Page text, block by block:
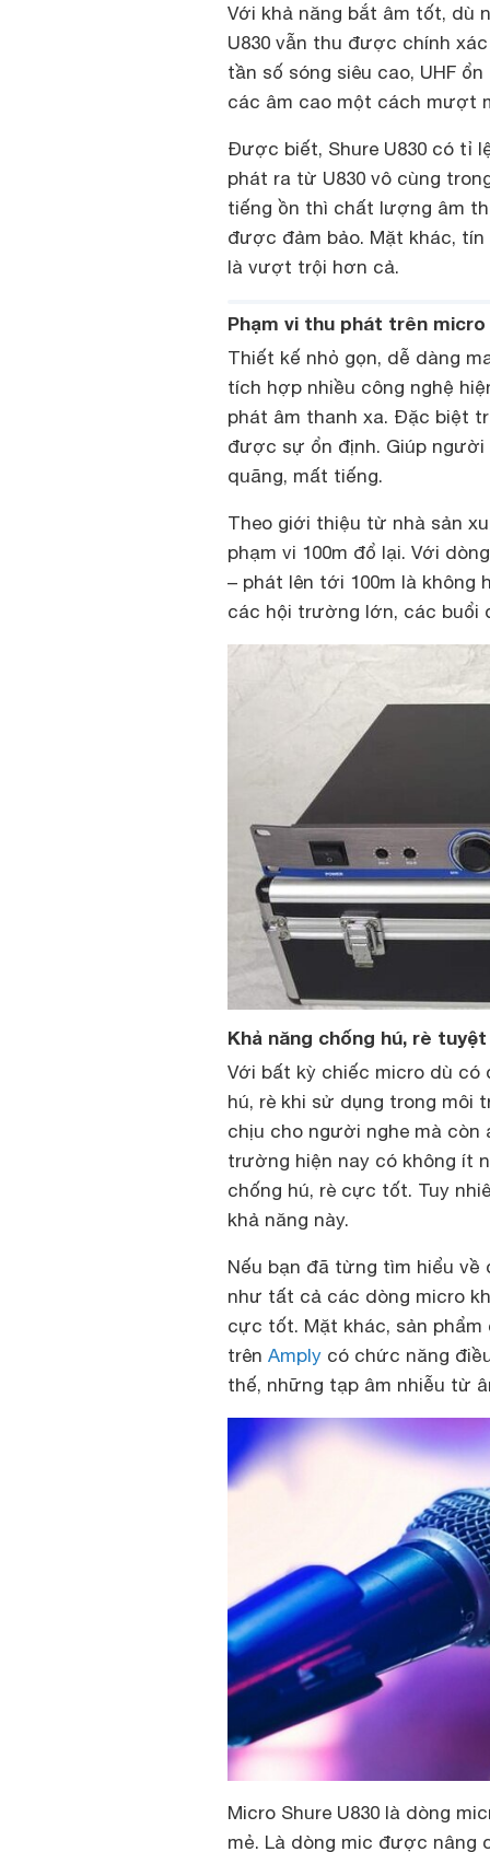
Với khả năng bắt âm tốt, dù
U830 vẫn thu được chính
tần số sóng siêu cao, UHF
các âm cao một cách mượt
Được biết, Shure U830 có tỉ
phát ra từ U830 vô cùng
tiếng ồn thì chất lượng âm
được đảm bảo. Mặt khác,
là vượt trội hơn cả.
Phạm vi thu phát trên micro
Thiết kế nhỏ gọn, dễ dàng
tích hợp nhiều công nghệ
phát âm thanh xa. Đặc biệt
được sự ổn định. Giúp
quãng, mất tiếng.
Theo giới thiệu từ nhà sản
phạm vi 100m đổ lại. Với
– phát lên tới 100m là
các hội trường lớn, các
Khả năng chống hú, rè
Với bất kỳ chiếc micro dù có
hú, rè khi sử dụng trong môi
chịu cho người nghe mà
trường hiện nay có không ít
chống hú, rè cực tốt. Tuy
khả năng này.
Nếu bạn đã từng tìm hiểu về
như tất cả các dòng micro
cực tốt. Mặt khác, sản
trên Amply có chức năng
thế, những tạp âm nhiễu từ
Micro Shure U830 là dòng
mẻ. Là dòng mic được